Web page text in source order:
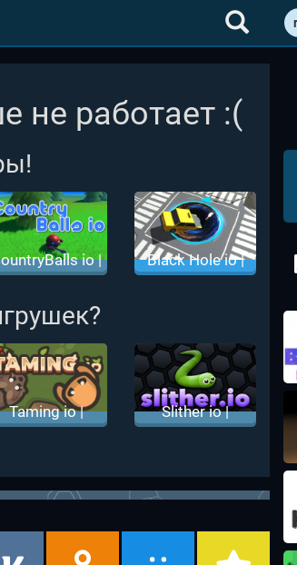
не работает :(
io |
Black Hole io |
Taming io |
Slither io |